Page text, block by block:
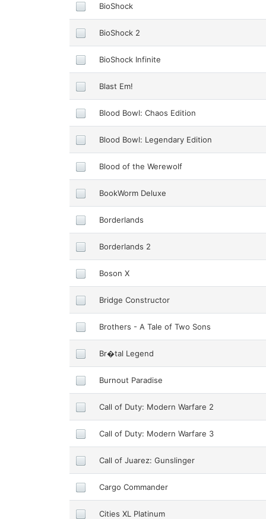
BioShock
BioShock 2
BioShock Infinite
Blast Em!
Blood Bowl: Chaos Edition
Blood Bowl: Legendary Edition
Blood of the Werewolf
BookWorm Deluxe
Borderlands
Borderlands 2
Boson X
Bridge Constructor
Brothers - A Tale of Two Sons
Br�tal Legend
Burnout Paradise
Call of Duty: Modern Warfare 2
Call of Duty: Modern Warfare 3
Call of Juarez: Gunslinger
Cargo Commander
Cities XL Platinum